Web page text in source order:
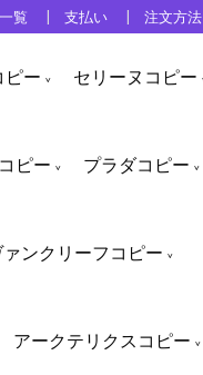
覧 支払い 注文方法
ー セリーヌコピー
ピー プラダコピー
ァンクリーフコピー
アークテリクスコピー